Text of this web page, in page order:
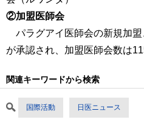
②加盟医師会
パラグアイ医師会の新規加
が承認され、加盟医師会数は
関連キーワードから検索
国際活動 日医ニュース